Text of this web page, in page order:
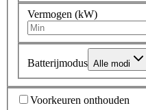
Vermogen (kW)
Batterijmodus Alle modi
Voorkeuren onthouden